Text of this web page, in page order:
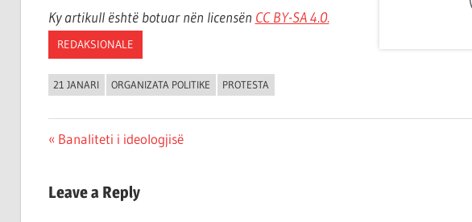
Ky artikull është botuar nën licensën CC BY-SA 4.0.
REDAKSIONALE
21 JANARI ORGANIZATA POLITIKE PROTESTA
Post
Previous
Banaliteti i ideologjisë
Leave a Reply